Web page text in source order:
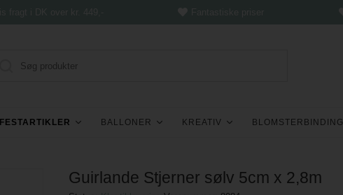
FESTARTIKLER BALLONER KREATIV BLOMSTERBINDING
Guirlande Stjerner sølv 5cm x 2,8m